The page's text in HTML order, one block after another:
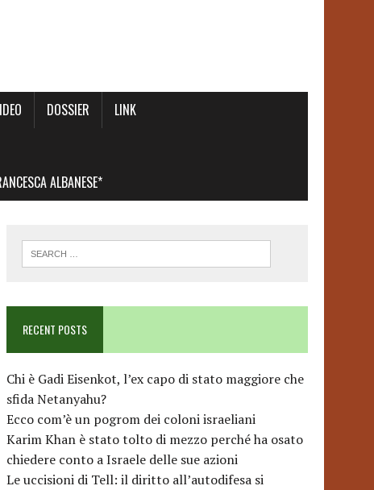
DOSSIER
LINK
ALBANESE*
RECENT POSTS
Chi è Gadi Eisenkot, l’ex capo di stato maggiore che
sfida Netanyahu?
Ecco com’è un pogrom dei coloni israeliani
Karim Khan è stato tolto di mezzo perché ha osato
chiedere conto a Israele delle sue azioni
Le uccisioni di Tell: il diritto all’autodifesa si